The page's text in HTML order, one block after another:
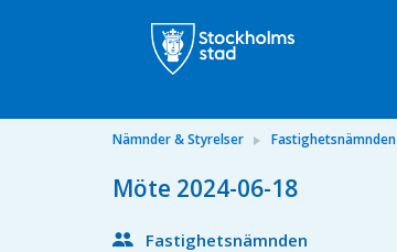
Nämnder & Styrelser Fastighetsnämnden
Möte 2024-06-18
Fastighetsnämnden